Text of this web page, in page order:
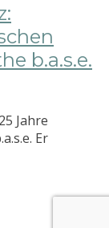
b.a.s.e.
Jahre
Er